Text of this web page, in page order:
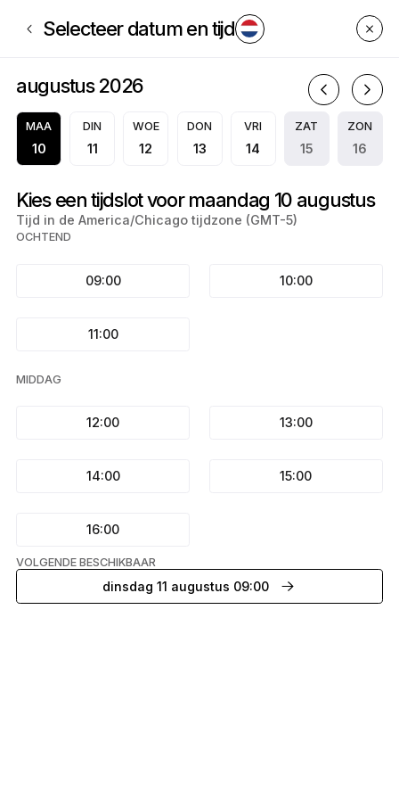
Selecteer datum en tijd
augustus 2026
MAA
10
DIN
11
WOE
12
DON
13
VRI
14
ZAT
15
ZON
16
Kies een tijdslot voor maandag 10 augustus
Tijd in de America/Chicago tijdzone (GMT-5)
OCHTEND
09:00 10:00
11:00
MIDDAG
12:00 13:00
14:00 15:00
16:00
VOLGENDE BESCHIKBAAR
dinsdag 11 augustus 09:00